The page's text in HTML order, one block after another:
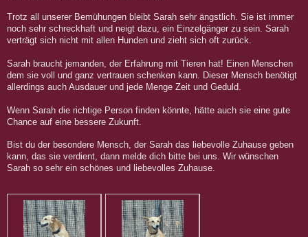
Trotz all unserer Bemühungen bleibt Sarah sehr ängstlich. Sie ist immer
noch sehr schreckhaft und neigt dazu, ein Einzelgänger zu sein. Sarah
verträgt sich nicht mit allen Hunden und zieht sich oft zurück.
Sarah braucht jemanden, der Erfahrung mit Tieren hat! Einen Menschen
dem sie voll und ganz vertrauen schenken kann. Dieser Mensch benötigt
allerdings auch Ausdauer und jede Menge Zeit und Geduld.
Wenn Sarah die richtige Person finden könnte, hätte auch sie eine gute
Chance auf eine bessere Zukunft.
Bist du der besondere Mensch, der Sarah das liebevolle Zuhause geben
kann, das sie verdient, dann melde dich bitte bei uns. Wir wünschen
Sarah so sehr ein schönes und liebevolles Zuhause.